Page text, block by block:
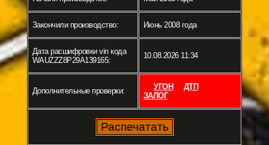
Закончили производство: Июнь 2008 года
Дата расшифровки vin кода
WAUZZZ8P29A139165:
10.08.2026 11:34
Дополнительные проверки: УГОН
ДТП
ЗАЛОГ